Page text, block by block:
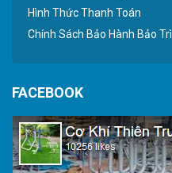
Hình Thức Thanh Toán
Chính Sách Bảo Hành Bảo Trì
FACEBOOK